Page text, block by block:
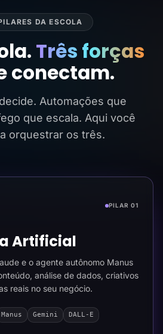
DA ESCOLA
Três forças
conectam.
Automações que
que escala. Aqui você
orquestrar os três.
PILAR 01
Artificial
e o agente autônomo Manus
análise de dados, criativos
reais no seu negócio.
Manus Gemini DALL-E